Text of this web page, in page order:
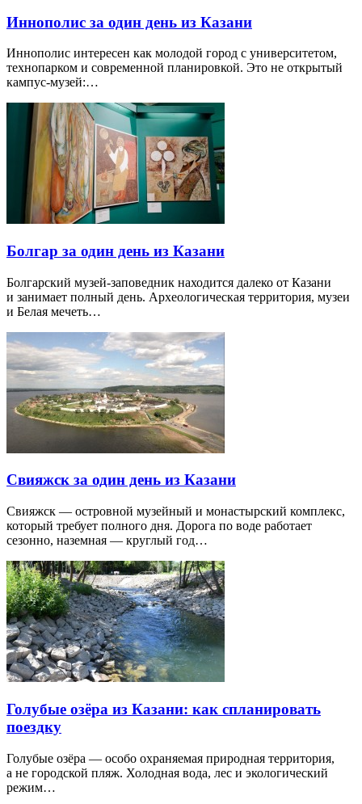
Иннополис за один день из Казани
Иннополис интересен как молодой город с университетом,
технопарком и современной планировкой. Это не открытый
кампус-музей:…
Болгар за один день из Казани
Болгарский музей-заповедник находится далеко от Казани
и занимает полный день. Археологическая территория, музеи
и Белая мечеть…
Свияжск за один день из Казани
Свияжск — островной музейный и монастырский комплекс,
который требует полного дня. Дорога по воде работает
сезонно, наземная — круглый год…
Голубые озёра из Казани: как спланировать
поездку
Голубые озёра — особо охраняемая природная территория,
а не городской пляж. Холодная вода, лес и экологический
режим…